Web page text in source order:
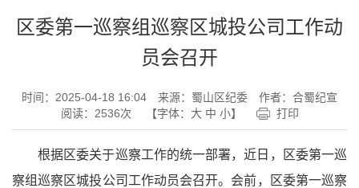
区委第一巡察组巡察区城投公司工作动
员会召开
时间：2025-04-18 16:04 来源：蜀山区纪委
作者：合蜀纪宣
阅读： 2536次 【字体： 大 中 小】 打印
根据区委关于巡察工作的统一部署，近日，区委第一巡
察组巡察区城投公司工作动员会召开。会前，区委第一巡察